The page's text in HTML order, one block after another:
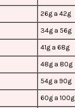
26g a 42g
34g a 56g
41g a 68g
48g a 80g
54g a 90g
60g a 100g